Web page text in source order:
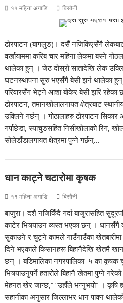
११ महिना अगाडि बिसौनी
ढोरपाटन (बागलुङ)। दसैँ नजिकिएसँगै
वर्खायाममा करिब चार महिना लेकमा बस्ने
थालेका हुन् । जेठ दोस्रो सातादेखि लेक
घटनस्थापना सुरु भएसँगै बेसी झर्न थालेका
परिवारसँग भेट्ने आशा बोकेर बेसी झरि रहेका
ढोरपाटन, तमानखोलालगायत क्षेत्रबाट
उक्लिने गर्छन् । गोठालाहरु ढोरपाटन सिकार
गर्पाछेडा, स्याचुङसहित निसीखोलाको रिग,
सोलेडाँडालगायत क्षेत्रमा पुग्ने गर्छन्…
धान काट्ने चटारोमा कृषक
११ महिना अगाडि बिसौनी
बाजुरा। दशैं नजिकिँदै गर्दा बाजुरासहित
काटेर भित्र्याउन व्यस्त भएका छन् । धानसँगै
सुकाउने र चुट्ने कामले गाउँगाउँका
दिने भएकाले किसानहरू बिहानैदेखि खेतमै
छन् । बडिमालिका नगरपालिका–५ का
भित्र्याउनुपर्ने हतारोले बिहानै खेतमा पुग्ने
मेहनत खेर जान्छ,” “उहाँले भन्नुभयो” । कृषि
सहानीका अनुसार जिल्लाभर धान पाक्न